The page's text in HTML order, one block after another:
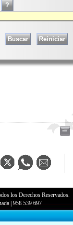
los Derechos Reservados.
|958 539 697